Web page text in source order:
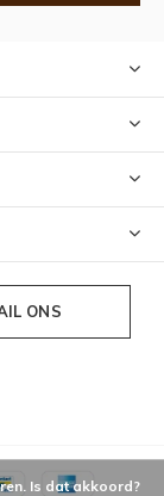
ONS
Is dat akkoord?